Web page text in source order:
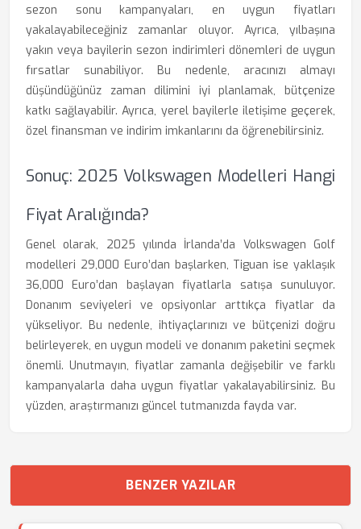
sezon sonu kampanyaları, en uygun fiyatları
yakalayabileceğiniz zamanlar oluyor. Ayrıca, yılbaşına
yakın veya bayilerin sezon indirimleri dönemleri de uygun
fırsatlar sunabiliyor. Bu nedenle, aracınızı almayı
düşündüğünüz zaman dilimini iyi planlamak, bütçenize
katkı sağlayabilir. Ayrıca, yerel bayilerle iletişime geçerek,
özel finansman ve indirim imkanlarını da öğrenebilirsiniz.
Sonuç: 2025 Volkswagen Modelleri Hangi
Fiyat Aralığında?
Genel olarak, 2025 yılında İrlanda’da Volkswagen Golf
modelleri 29,000 Euro’dan başlarken, Tiguan ise yaklaşık
36,000 Euro’dan başlayan fiyatlarla satışa sunuluyor.
Donanım seviyeleri ve opsiyonlar arttıkça fiyatlar da
yükseliyor. Bu nedenle, ihtiyaçlarınızı ve bütçenizi doğru
belirleyerek, en uygun modeli ve donanım paketini seçmek
önemli. Unutmayın, fiyatlar zamanla değişebilir ve farklı
kampanyalarla daha uygun fiyatlar yakalayabilirsiniz. Bu
yüzden, araştırmanızı güncel tutmanızda fayda var.
BENZER YAZILAR